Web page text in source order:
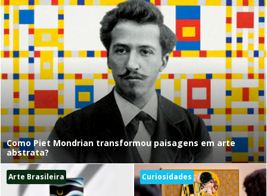
Como Piet Mondrian transformou paisagens em arte
abstrata?
Arte Brasileira Curiosidades